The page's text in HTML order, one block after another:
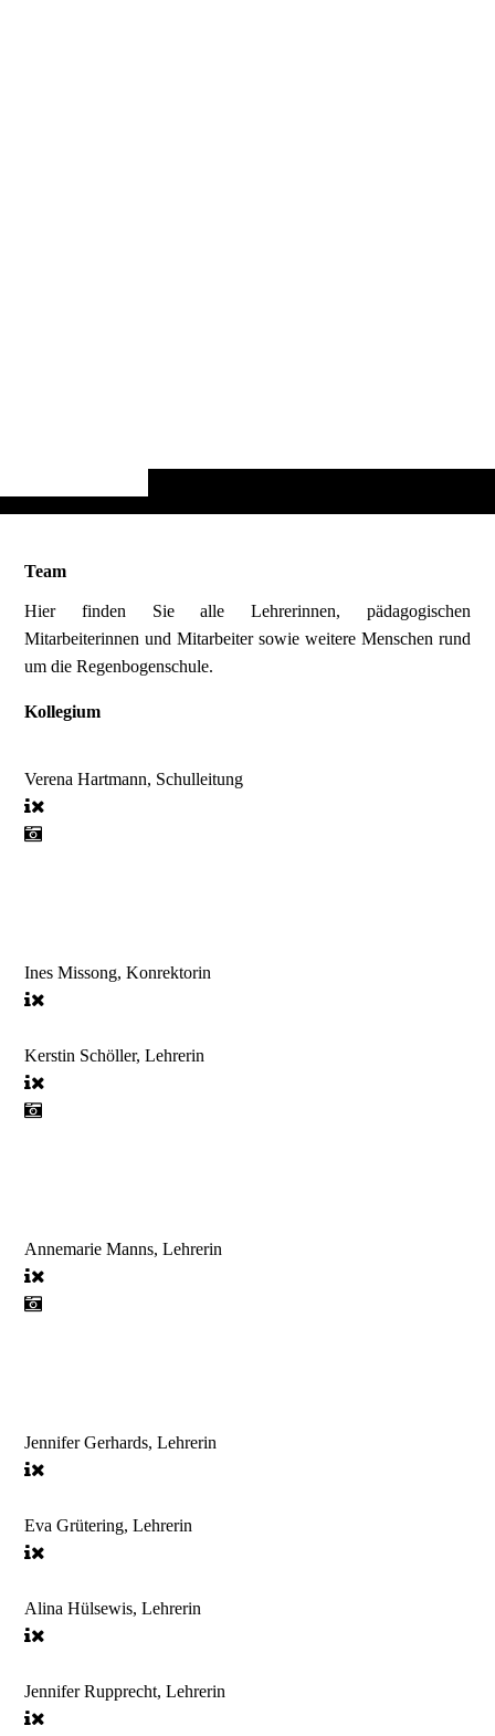
Team
Hier finden Sie alle Lehrerinnen, pädagogischen
Mitarbeiterinnen und Mitarbeiter sowie weitere Menschen rund
um die Regenbogenschule.
Kollegium
Verena Hartmann, Schulleitung
Ines Missong, Konrektorin
Kerstin Schöller, Lehrerin
Annemarie Manns, Lehrerin
Jennifer Gerhards, Lehrerin
Eva Grütering, Lehrerin
Alina Hülsewis, Lehrerin
Jennifer Rupprecht, Lehrerin